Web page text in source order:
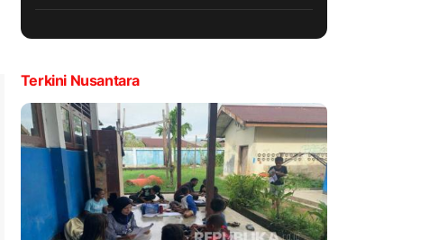
Terkini Nusantara